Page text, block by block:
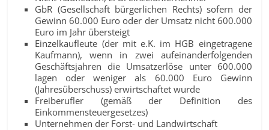
GbR (Gesellschaft bürgerlichen Rechts) sofern der
Gewinn 60.000 Euro oder der Umsatz nicht 600.000
Euro im Jahr übersteigt
Einzelkaufleute (der mit e.K. im HGB eingetragene
Kaufmann), wenn in zwei aufeinanderfolgenden
Geschäftsjahren die Umsatzerlöse unter 600.000
lagen oder weniger als 60.000 Euro Gewinn
(Jahresüberschuss) erwirtschaftet wurde
Freiberufler (gemäß der Definition des
Einkommensteuergesetzes)
Unternehmen der Forst- und Landwirtschaft